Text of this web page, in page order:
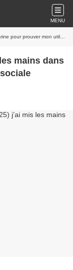
MENU
prouver mon utilité sociale
mains dans